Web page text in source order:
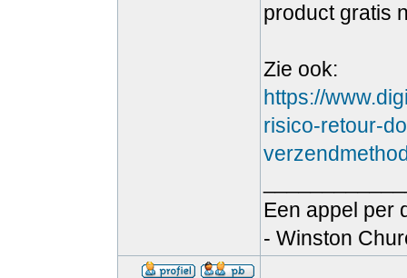
product gratis
Zie ook:
https://
risico-retour-
Een appel per
- Winston